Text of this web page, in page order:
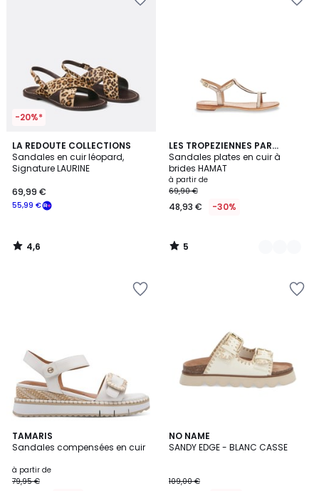
-20%*
LA REDOUTE COLLECTIONS
Sandales en cuir léopard,
Signature LAURINE
55,99 €
69,99 €
4,6
/ 5
4,6
/
LES TROPEZIENNES PAR
M.BELARBI
Sandales plates en cuir à
brides HAMAT
à partir de
69,90 €
48,93 € -30%
5
/
5
2
Couleurs
5
/
TAMARIS
Sandales compensées en cuir
à partir de
79,95 €
5
/
2
Couleurs
NO NAME
SANDY EDGE - BLANC CASSE
109,00 €